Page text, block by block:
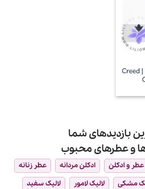
سمپل عطر کرید کارمینا | Creed
بازدیدهای شما
و عطرهای محبوب
و ادکلن ادکلن مردانه
عطر زنانه
مشکی لالیک لامور
لالیک سفید